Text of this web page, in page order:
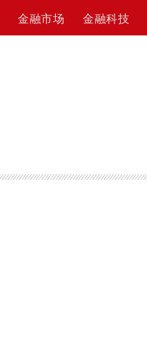
金融市场 金融科技